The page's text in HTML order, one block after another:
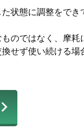
状態に調整をでき
のではなく、摩耗
せず使い続ける場